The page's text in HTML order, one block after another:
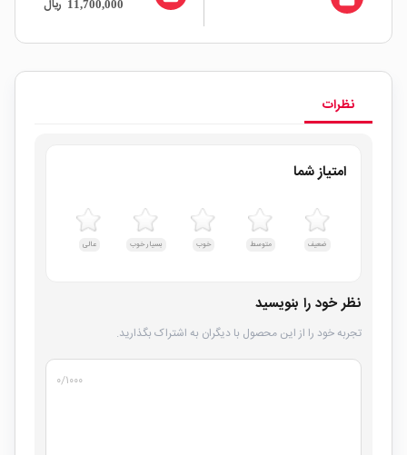
11,700,000 ریال
نظرات
امتیاز شما
ضعیف متوسط خوب بسیار خوب عالی
نظر خود را بنویسید
تجربه خود را از این محصول با دیگران به اشتراک بگذارید.
۰/۱۰۰۰